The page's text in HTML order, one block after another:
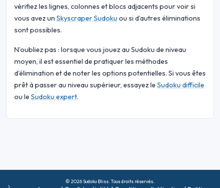
vérifiez les lignes, colonnes et blocs adjacents pour voir si
vous avez un Skyscraper Sudoku ou si d’autres éliminations
sont possibles.
N’oubliez pas : lorsque vous jouez au Sudoku de niveau
moyen, il est essentiel de pratiquer les méthodes
d’élimination et de noter les options potentielles. Si vous êtes
prêt à passer au niveau supérieur, essayez le Sudoku difficile
ou le Sudoku expert.
© 2026 Sudoku Bliss. Tous droits réservés.